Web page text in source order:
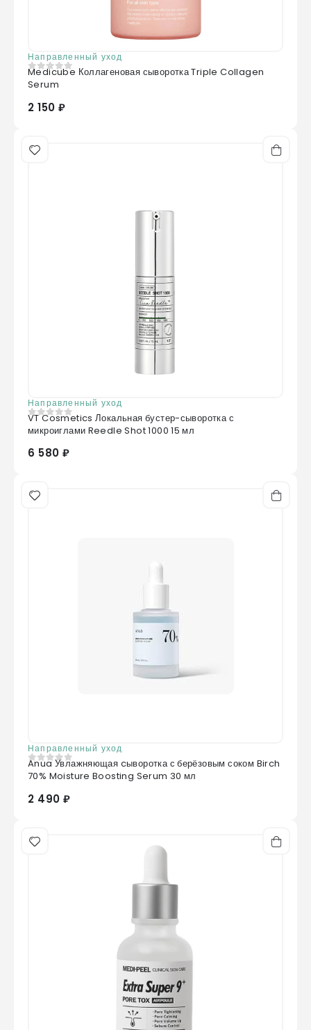
Направленный уход
0из 5
Medicube Коллагеновая сыворотка Triple Collagen
Serum
2 150 ₽
Направленный уход
0 из 5
VT Cosmetics Локальная бустер-сыворотка с
микроиглами Reedle Shot 1000 15 мл
6 580 ₽
Направленный уход
0из 5
Anua Увлажняющая cыворотка с берёзовым соком Birch
70% Moisture Boosting Serum 30 мл
2 490 ₽